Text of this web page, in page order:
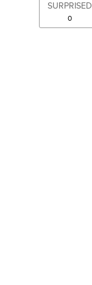
SURPRISED
0